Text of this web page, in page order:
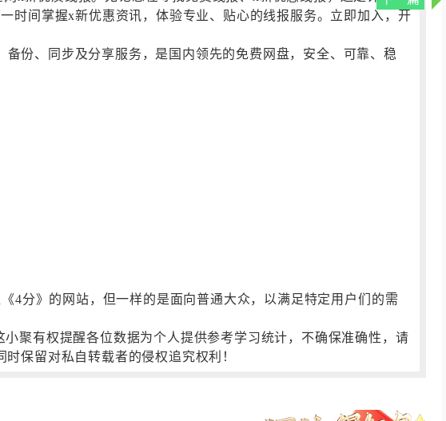
时间掌握x新优惠资讯，体验专业、贴心的线报服务。立即加入，开
份、同步及分享服务，是国内领先的免费网盘，安全、可靠、稳
4分》的网站，但一样的是面向普通大众，以满足特定用户们的需
聚有权提醒各位数据为个人提供参考学习统计，不确保准确性，请
保留对私自转载者的侵权追究权利！